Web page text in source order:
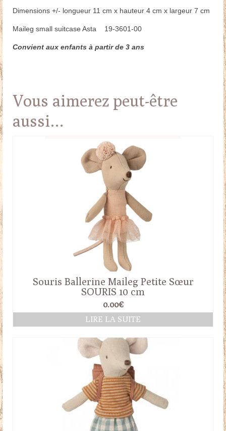
Dimensions +/- longueur 11 cm x hauteur 4 cm x largeur 7 cm
Maileg small suitcase Asta 19-3601-00
Convient aux enfants à partir de 3 ans
Vous aimerez peut-être
aussi…
Souris Ballerine Maileg Petite Sœur
SOURIS 10 cm
0.00€
LIRE LA SUITE